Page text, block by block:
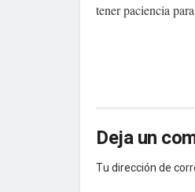
tener paciencia
Deja un
Tu dirección de